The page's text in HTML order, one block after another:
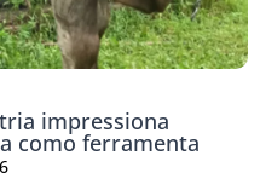
impressiona
como ferramenta